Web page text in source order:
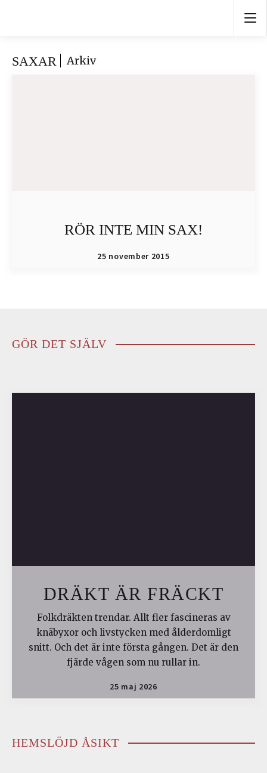
SAXAR Arkiv
RÖR INTE MIN SAX!
25 november 2015
GÖR DET SJÄLV
DRÄKT ÄR FRÄCKT
Folkdräkten trendar. Allt fler fascineras av
knäbyxor och livstycken med ålderdomligt
snitt. Och det är inte första gången. Det är den
fjärde vågen som nu rullar in.
25 maj 2026
HEMSLÖJD ÅSIKT